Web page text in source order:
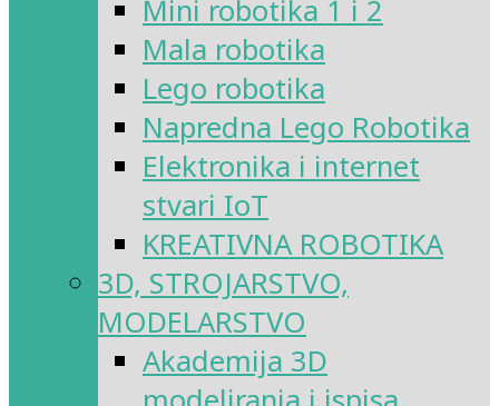
Mini robotika 1 i 2
Mala robotika
Lego robotika
Napredna Lego Robotika
Elektronika i internet
stvari IoT
KREATIVNA ROBOTIKA
3D, STROJARSTVO,
MODELARSTVO
Akademija 3D